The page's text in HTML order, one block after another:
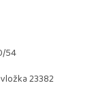
54
23382